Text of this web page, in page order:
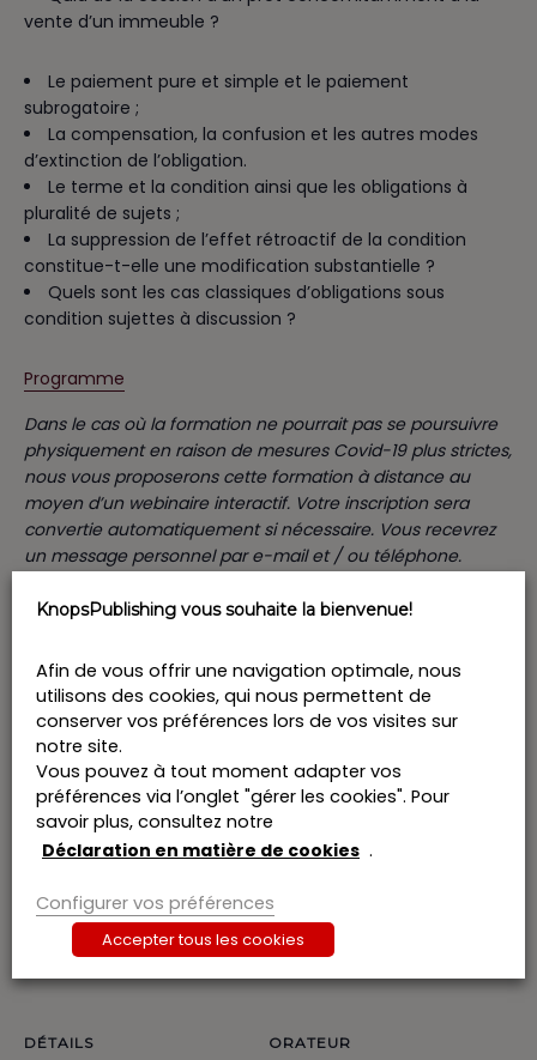
vente d’un immeuble ?
Le paiement pure et simple et le paiement
subrogatoire ;
La compensation, la confusion et les autres modes
d’extinction de l’obligation.
Le terme et la condition ainsi que les obligations à
pluralité de sujets ;
La suppression de l’effet rétroactif de la condition
constitue-t-elle une modification substantielle ?
Quels sont les cas classiques d’obligations sous
condition sujettes à discussion ?
Programme
Dans le cas où la formation ne pourrait pas se poursuivre
physiquement en raison de mesures Covid-19 plus strictes,
nous vous proposerons cette formation à distance au
moyen d’un webinaire interactif. Votre inscription sera
convertie automatiquement si nécessaire. Vous recevrez
un message personnel par e-mail et / ou téléphone.
Ajouter au calendrier
Billets
Billets ne sont plus disponibles
DÉTAILS ORATEUR
KnopsPublishing vous souhaite la bienvenue!
Afin de vous offrir une navigation optimale, nous
utilisons des cookies, qui nous permettent de
conserver vos préférences lors de vos visites sur
notre site.
Vous pouvez à tout moment adapter vos
préférences via l’onglet "gérer les cookies". Pour
savoir plus, consultez notre
Déclaration en matière de cookies .
Configurer vos préférences
Accepter tous les cookies